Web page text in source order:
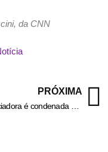
da CNN
PRÓXIMA